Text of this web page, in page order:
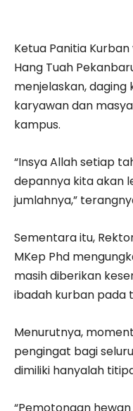
Ketua Panitia
Hang Tuah
menjelaskan,
karyawan dan
kampus.
“Insya Allah setiap
depannya kita akan
jumlahnya,”
Sementara itu,
MKep Phd
masih diberikan
ibadah kurban pada
Menurutnya,
pengingat bagi
dimiliki hanyalah